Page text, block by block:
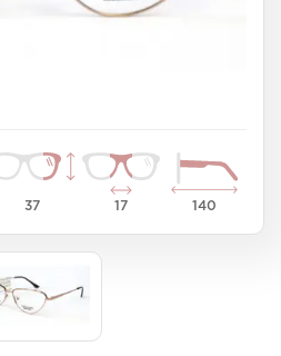
37 17 140